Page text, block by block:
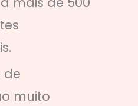
de
muito